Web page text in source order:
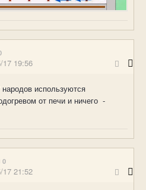
17 19:56
используются
от печи и ничего -
0
17 21:52